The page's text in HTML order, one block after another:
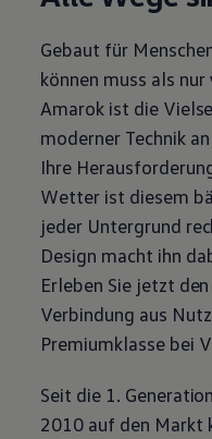
Gebaut für
können muss als
Amarok ist die
moderner Technik
Ihre
Wetter ist diesem
jeder Untergrund
Design macht ihn
Erleben Sie jetzt den
Verbindung aus
Premiumklasse bei
Seit die 1.
2010 auf den Markt